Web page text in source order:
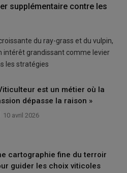
supplémentaire contre les
du ray-grass et du vulpin,
intérêt grandissant comme levier
les stratégies
est un métier où la
dépasse la raison »
10 avril 2026
cartographie fine du terroir
guider les choix viticoles